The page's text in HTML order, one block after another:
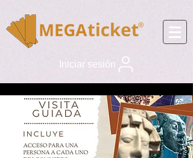
Iniciar sesión